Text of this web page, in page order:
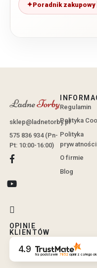
Poradnik zakupowy
sklep@ladnetorby.pl
575 836 934 (Pn-
Pt: 10:00-16:00)
OPINIE
KLIENTÓW
4.9 Na podstawie 7852opinii z całego
Regulamin
Polityka
Polityka
prywatności
O firmie
Blog